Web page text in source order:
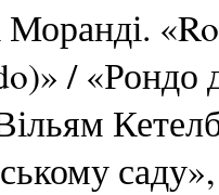
/ «Рондо